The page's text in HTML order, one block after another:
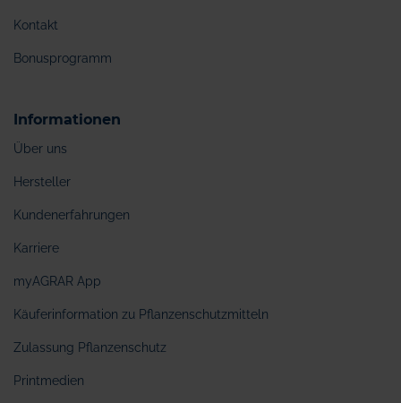
Kontakt
Bonusprogramm
Informationen
Über uns
Hersteller
Kundenerfahrungen
Karriere
myAGRAR App
Käuferinformation zu Pflanzenschutzmitteln
Zulassung Pflanzenschutz
Printmedien